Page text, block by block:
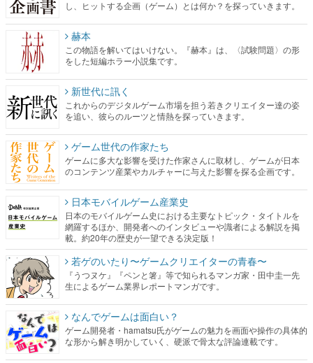
し、ヒットする企画（ゲーム）とは何か？を探っていきます。
赫本
この物語を解いてはいけない。『赫本』は、〈試験問題〉の形
をした短編ホラー小説集です。
新世代に訊く
これからのデジタルゲーム市場を担う若きクリエイター達の姿
を追い、彼らのルーツと情熱を探っていきます。
ゲーム世代の作家たち
ゲームに多大な影響を受けた作家さんに取材し、ゲームが日本
のコンテンツ産業やカルチャーに与えた影響を探る企画です。
日本モバイルゲーム産業史
日本のモバイルゲーム史における主要なトピック・タイトルを
網羅するほか、開発者へのインタビューや識者による解説を掲
載。約20年の歴史が一望できる決定版！
若ゲのいたり〜ゲームクリエイターの青春〜
『うつヌケ』『ペンと箸』等で知られるマンガ家・田中圭一先
生によるゲーム業界レポートマンガです。
なんでゲームは面白い？
ゲーム開発者・hamatsu氏がゲームの魅力を画面や操作の具体的
な形から解き明かしていく、硬派で骨太な評論連載です。